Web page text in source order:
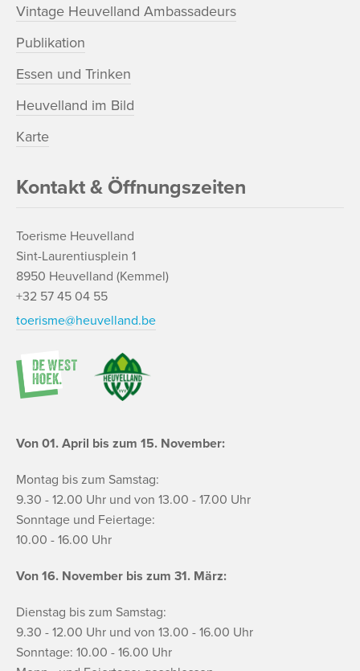
Vintage Heuvelland Ambassadeurs
Publikation
Essen und Trinken
Heuvelland im Bild
Karte
Kontakt & Öffnungszeiten
Toerisme Heuvelland
Sint-Laurentiusplein 1
8950 Heuvelland (Kemmel)
+32 57 45 04 55
toerisme@heuvelland.be
Von 01. April bis zum 15. November:
Montag bis zum Samstag:
9.30 - 12.00 Uhr und von 13.00 - 17.00 Uhr
Sonntage und Feiertage:
10.00 - 16.00 Uhr
Von 16. November bis zum 31. März:
Dienstag bis zum Samstag:
9.30 - 12.00 Uhr und von 13.00 - 16.00 Uhr
Sonntage: 10.00 - 16.00 Uhr